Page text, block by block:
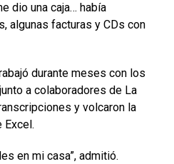
dio una caja… había
algunas facturas y CDs con
durante meses con los
a colaboradores de La
y volcaron la
Excel.
en mi casa”, admitió.